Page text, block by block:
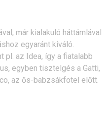
már kialakuló háttámlával
egyaránt kiváló.
pl. az Idea, így a fiatalabb
egyben tisztelgés a Gatti,
az ős-babzsákfotel előtt.